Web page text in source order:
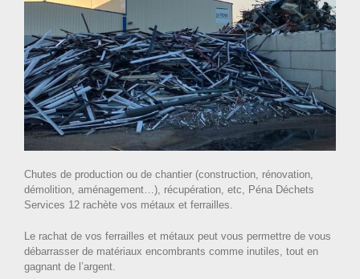
Chutes de production ou de chantier (construction, rénovation,
démolition, aménagement…), récupération, etc, Péna Déchets
Services 12 rachète vos métaux et ferrailles.
Le rachat de vos ferrailles et métaux peut vous permettre de vous
débarrasser de matériaux encombrants comme inutiles, tout en
gagnant de l’argent.